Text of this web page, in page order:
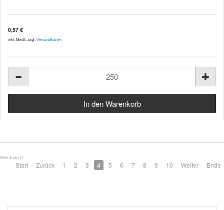
0,57 €
inkl. MwSt. zzgl. Versandkosten
Seite 4 von 11
Start Zurück 1 2 3 4 5 6 7 8 9 10 Weiter Ende